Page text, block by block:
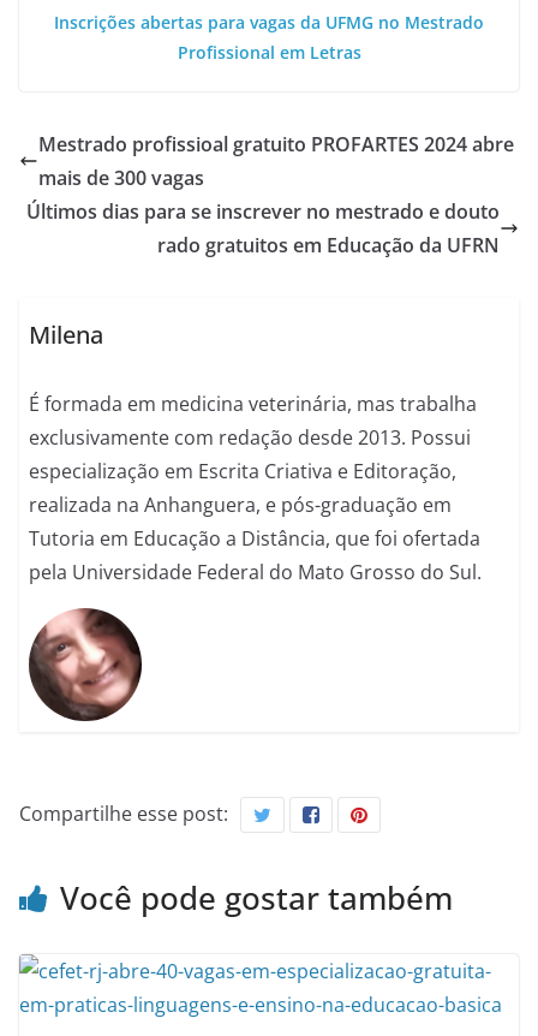
Inscrições abertas para vagas da UFMG no Mestrado
Profissional em Letras
Mestrado profissioal gratuito PROFARTES 2024 abre
mais de 300 vagas
Últimos dias para se inscrever no mestrado e douto
rado gratuitos em Educação da UFRN
Milena
É formada em medicina veterinária, mas trabalha
exclusivamente com redação desde 2013. Possui
especialização em Escrita Criativa e Editoração,
realizada na Anhanguera, e pós-graduação em
Tutoria em Educação a Distância, que foi ofertada
pela Universidade Federal do Mato Grosso do Sul.
Compartilhe esse post:
Você pode gostar também